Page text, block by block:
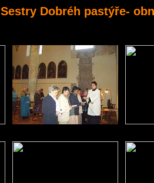
Sestry Dobréh pastýře-